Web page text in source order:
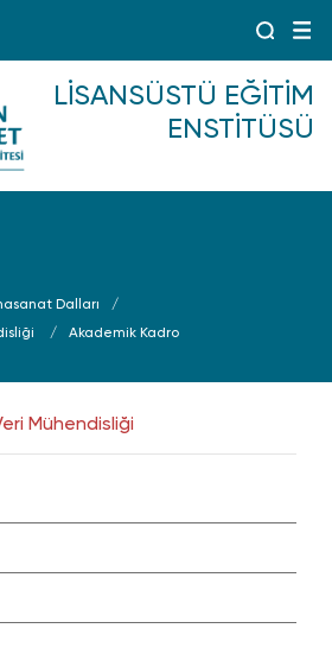
LISANSÜSTÜ EĞITIM
ENSTITÜSÜ
Dalları
Akademik Kadro
Mühendisliği